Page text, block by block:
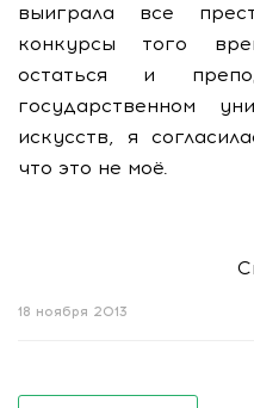
выиграла все
конкурсы того
остаться и
государственном
искусств, я
что это не моё.
18 ноября 2013